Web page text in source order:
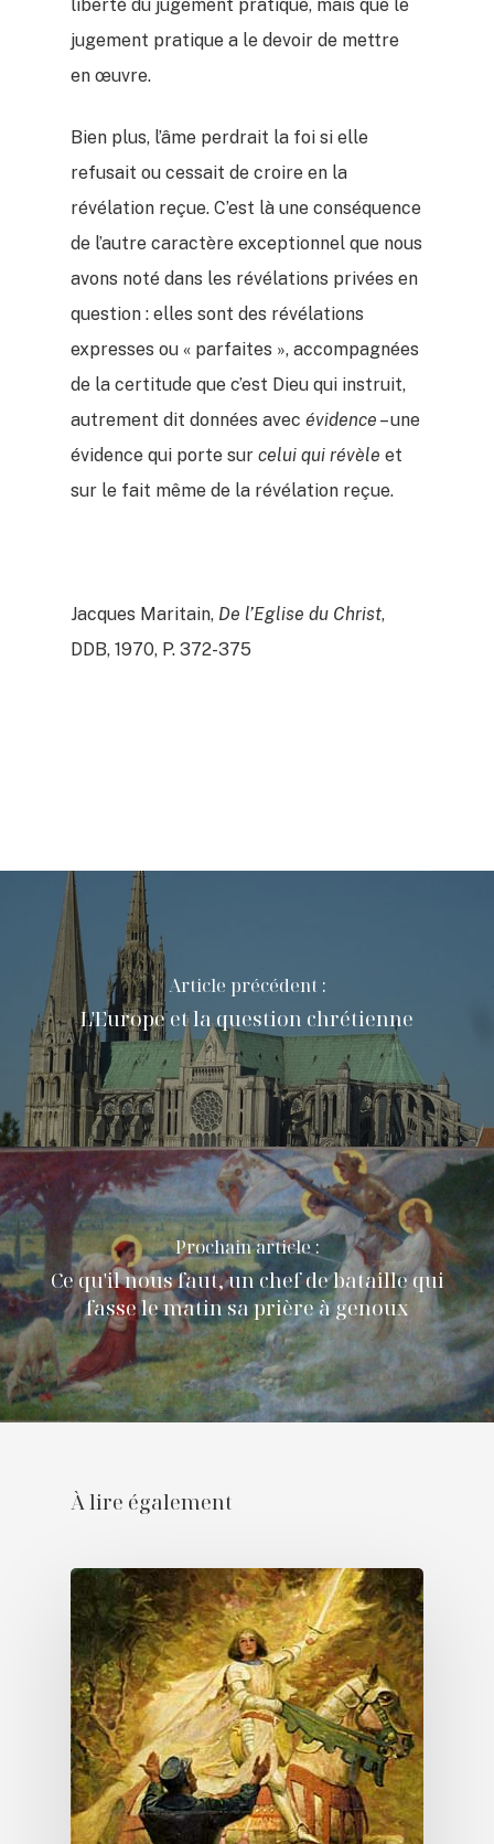
liberté du jugement pratique, mais que le
jugement pratique a le devoir de mettre
en œuvre.
Bien plus, l’âme perdrait la foi si elle
refusait ou cessait de croire en la
révélation reçue. C’est là une conséquence
de l’autre caractère exceptionnel que nous
avons noté dans les révélations privées en
question : elles sont des révélations
expresses ou « parfaites », accompagnées
de la certitude que c’est Dieu qui instruit,
autrement dit données avecévidence – une
évidence qui porte surcelui qui révèle et
sur le fait même de la révélation reçue.
Jacques Maritain, De l’Eglise du Christ,
DDB, 1970, P. 372-375
Article précédent :
L'Europe et la question chrétienne
Prochain article :
Ce qu'il nous faut, un chef de bataille qui
fasse le matin sa prière à genoux
À lire également